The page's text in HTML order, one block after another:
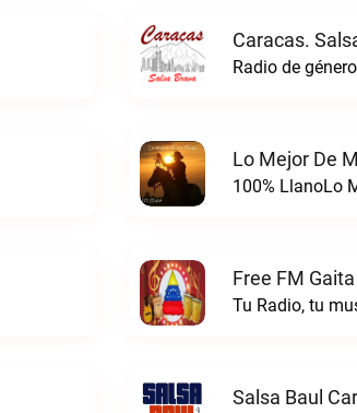
Caracas.
Lo Mejor De
100% LlanoLo
Free FM
Tu Radio, tu
Salsa Baul